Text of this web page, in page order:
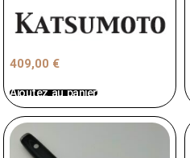
409,00 €
Ajoutez au panier